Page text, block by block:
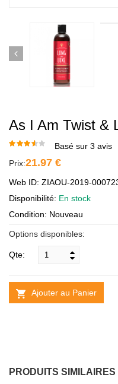
As I Am Twist &
Basé sur 3 avis
Prix:21.97 €
Web ID: ZIAOU-2019-
Disponibilité: En stock
Condition: Nouveau
Options disponibles:
Qte:
Ajouter au Panier
PRODUITS SIMILAIRES